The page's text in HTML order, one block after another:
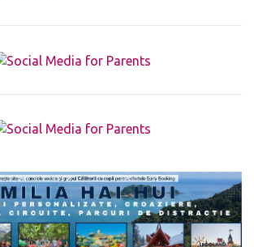
selected does not exist.